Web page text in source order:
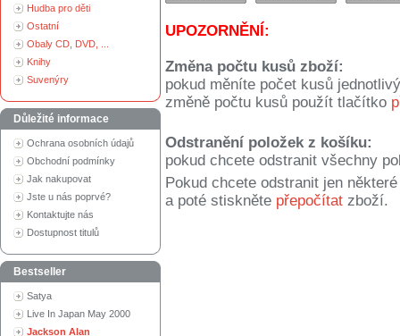
Hudba pro děti
Ostatní
Obaly CD, DVD, ...
Knihy
Suvenýry
Důležité informace
Ochrana osobních údajů
Obchodní podmínky
Jak nakupovat
Jste u nás poprvé?
Kontaktujte nás
Dostupnost titulů
Bestseller
Satya
Live In Japan May 2000
Jackson Alan
UPOZORNĚNÍ:
Změna počtu kusů zboží:
pokud měníte počet kusů
změně počtu kusů použít tlačítko
Odstranění položek z košíku:
pokud chcete odstranit všechny
Pokud chcete odstranit jen
a poté stiskněte přepočítat zboží.